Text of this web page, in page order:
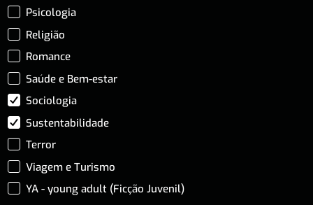
Psicologia
Religião
Romance
Saúde e Bem-estar
Sociologia
Sustentabilidade
Terror
Viagem e Turismo
YA - young adult (Ficção Juvenil)